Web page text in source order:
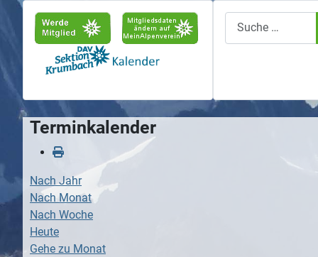
Terminkalender
Nach Jahr
Nach Monat
Nach Woche
Heute
Gehe zu Monat